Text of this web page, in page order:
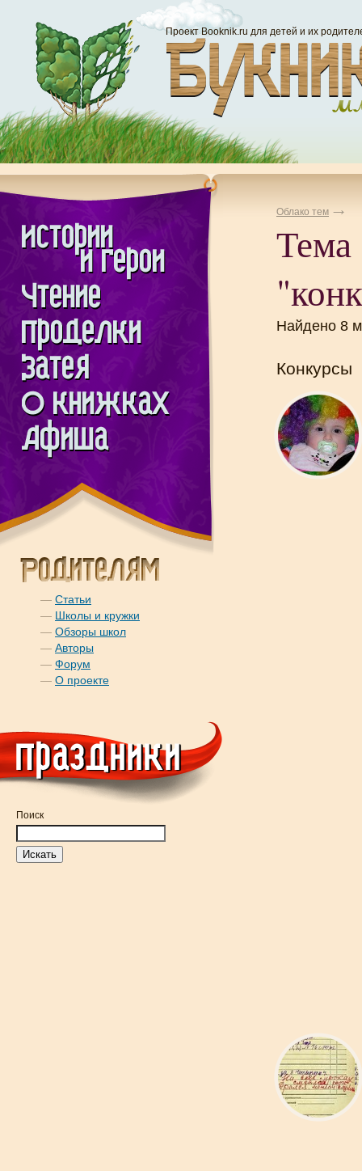
Проект Booknik.ru для детей и их
— Статьи
— Школы и кружки
— Обзоры школ
— Авторы
— Форум
— О проекте
Поиск
Облако тем
Тема
Найдено 8
Конкурсы